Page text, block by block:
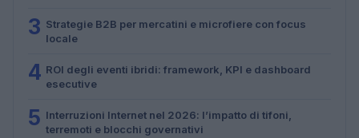
3 Strategie B2B per mercatini e microfiere con focus
locale
4 ROI degli eventi ibridi: framework, KPI e dashboard
esecutive
5 Interruzioni Internet nel 2026: l’impatto di tifoni,
terremoti e blocchi governativi